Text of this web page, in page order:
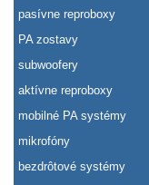
pasívne reproboxy
PA zostavy
subwoofery
aktívne reproboxy
mobilné PA systémy
mikrofóny
bezdrôtové systémy